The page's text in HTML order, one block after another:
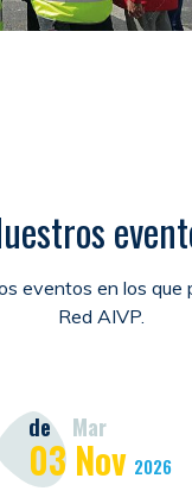
eventos en los que
Red AIVP.
de Mar
03 Nov 2026